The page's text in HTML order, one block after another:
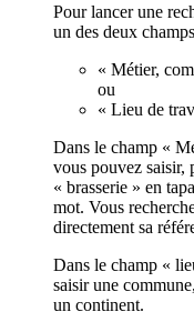
Pour lancer une
un des deux
« Métier,
ou
« Lieu de
Dans le champ «
vous pouvez saisir,
« brasserie » en
mot. Vous
directement sa
Dans le champ «
saisir une
un continent.